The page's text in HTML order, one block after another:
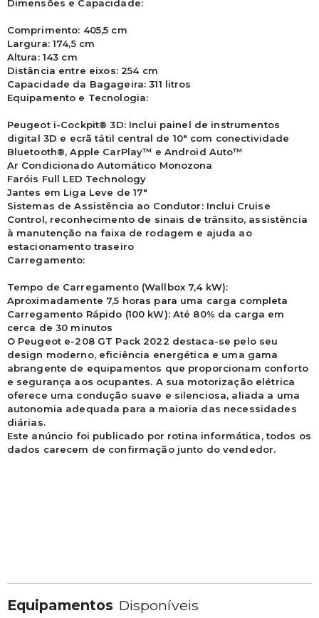
Dimensões e Capacidade:
Comprimento: 405,5 cm
Largura: 174,5 cm
Altura: 143 cm
Distância entre eixos: 254 cm
Capacidade da Bagageira: 311 litros
Equipamento e Tecnologia:
Peugeot i-Cockpit® 3D: Inclui painel de instrumentos
digital 3D e ecrã tátil central de 10" com conectividade
Bluetooth®, Apple CarPlay™ e Android Auto™
Ar Condicionado Automático Monozona
Faróis Full LED Technology
Jantes em Liga Leve de 17"
Sistemas de Assistência ao Condutor: Inclui Cruise
Control, reconhecimento de sinais de trânsito, assistência
à manutenção na faixa de rodagem e ajuda ao
estacionamento traseiro
Carregamento:
Tempo de Carregamento (Wallbox 7,4 kW):
Aproximadamente 7,5 horas para uma carga completa
Carregamento Rápido (100 kW): Até 80% da carga em
cerca de 30 minutos
O Peugeot e-208 GT Pack 2022 destaca-se pelo seu
design moderno, eficiência energética e uma gama
abrangente de equipamentos que proporcionam conforto
e segurança aos ocupantes. A sua motorização elétrica
oferece uma condução suave e silenciosa, aliada a uma
autonomia adequada para a maioria das necessidades
diárias.
Este anúncio foi publicado por rotina informática, todos os
dados carecem de confirmação junto do vendedor.
Equipamentos Disponíveis